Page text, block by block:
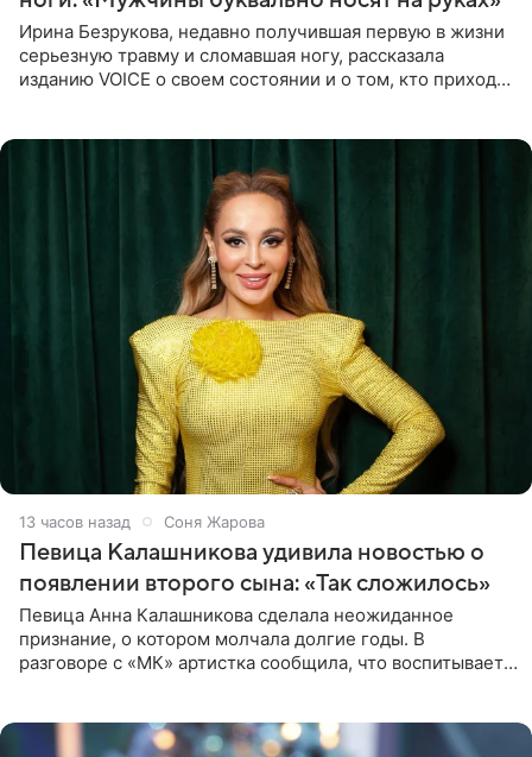
Ирина Безрукова, недавно получившая первую в жизни
серьезную травму и сломавшая ногу, рассказала
изданию VOICE о своем состоянии и о том, кто приходит
13 часов назад Соня Жарова
Певица Калашникова удивила новостью о
появлении второго сына: «Так сложилось»
Певица Анна Калашникова сделала неожиданное
признание, о котором молчала долгие годы. В
разговоре с «МК» артистка сообщила, что воспитывает